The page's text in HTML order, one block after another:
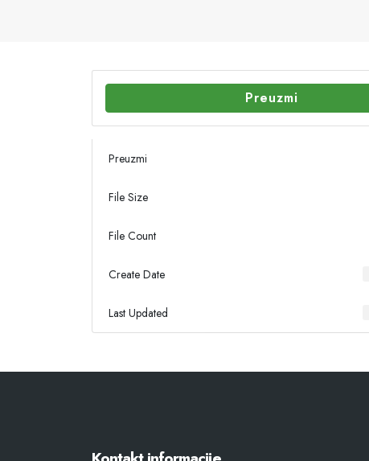
Preuzmi
Preuzmi
File Size
File Count
Create Date
Last Updated